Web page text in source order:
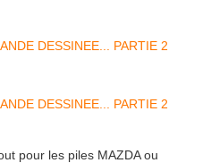
pour les piles MAZDA ou